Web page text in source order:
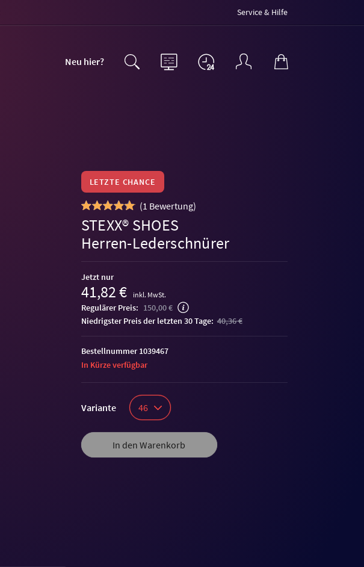
Service & Hilfe
Neu hier?
LETZTE CHANCE
(1 Bewertung)
STEXX® SHOES
Herren-Lederschnürer
Jetzt nur
41,82 € inkl. MwSt.
Regulärer Preis: 150,00 €
niedrigster Preis der letzten 30 Tage: 40,36 €
Variante 46
In den Warenkorb
Bestellnummer 1039467
In Kürze verfügbar